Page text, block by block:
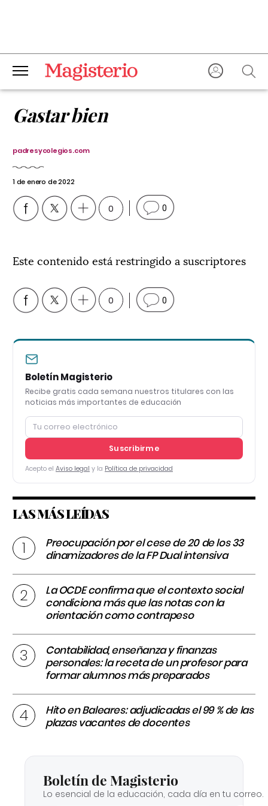
Gastar bien
padresycolegios.com
1 de enero de 2022
0 0
Este contenido está restringido a suscriptores
0 0
Boletín Magisterio
Recibe gratis cada semana nuestros titulares con las
noticias más importantes de educación
Suscribirme
Acepto el Aviso legal y la Política de privacidad
LAS MÁS LEÍDAS
Preocupación por el cese de 20 de los 33
dinamizadores de la FP Dual intensiva
La OCDE confirma que el contexto social
condiciona más que las notas con la
orientación como contrapeso
Contabilidad, enseñanza y finanzas
personales: la receta de un profesor para
formar alumnos más preparados
Hito en Baleares: adjudicadas el 99 % de las
plazas vacantes de docentes
Boletín de Magisterio
Lo esencial de la educación, cada día en tu correo.